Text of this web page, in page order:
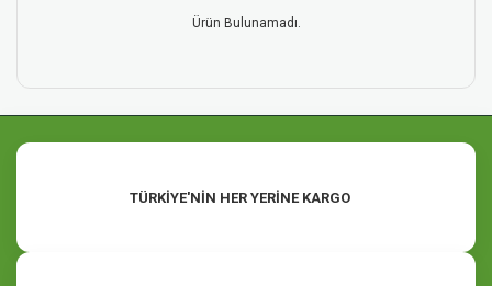
Ürün Bulunamadı.
TÜRKİYE'NİN HER YERİNE KARGO